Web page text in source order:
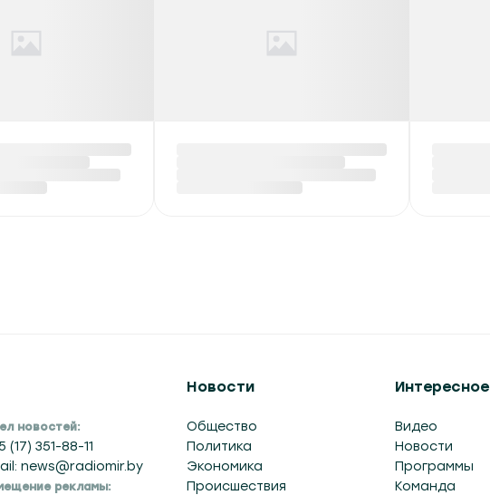
новостей:
(17) 351-88-11
news@radiomir.by
рекламы:
Новости
Общество
Политика
Экономика
Происшествия
Интересное
Видео
Новости
Программы
Команда